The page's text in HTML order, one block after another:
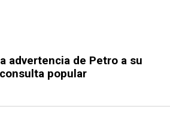
advertencia de Petro a su
popular